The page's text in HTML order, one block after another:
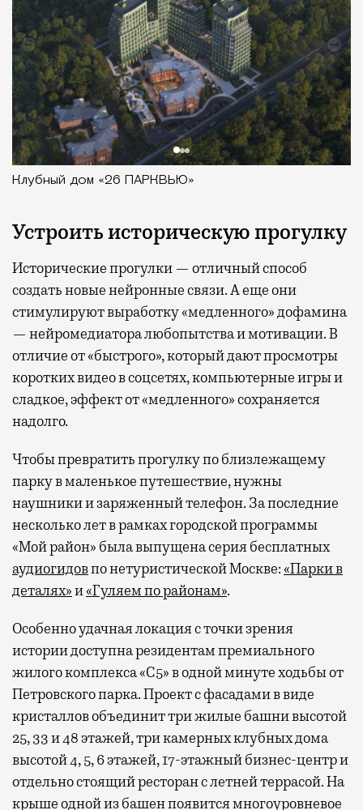
Клубный дом «26 ПАРКВЬЮ»
Устроить историческую прогулку
Исторические прогулки — отличный способ
создать новые нейронные связи. А еще они
стимулируют выработку «медленного» дофамина
— нейромедиатора любопытства и мотивации. В
отличие от «быстрого», который дают просмотры
коротких видео в соцсетях, компьютерные игры и
сладкое, эффект от «медленного» сохраняется
надолго.
Чтобы превратить прогулку по близлежащему
парку в маленькое путешествие, нужны
наушники и заряженный телефон. За последние
несколько лет в рамках городской программы
«Мой район» была выпущена серия бесплатных
аудиогидовпо нетуристической Москве:«Парки в
деталях»и«Гуляем по районам».
Особенно удачная локация с точки зрения
истории доступна резидентам премиального
жилого комплекса «С5»в одной минуте ходьбы от
Петровского парка. Проект с фасадами в виде
кристаллов объединит три жилые башни высотой
25, 33 и 48 этажей, три камерных клубных дома
высотой 4, 5, 6 этажей, 17-этажный бизнес-центр и
отдельно стоящий ресторан с летней террасой. На
крыше одной из башен появится многоуровневое